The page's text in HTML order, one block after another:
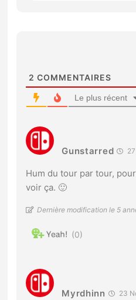
2 COMMENTAIRES
Le plus récent
Gunstarred
Hum du tour par tour,
voir ça. 🙂
Dernière modification le 5
0
Myrdhinn 23